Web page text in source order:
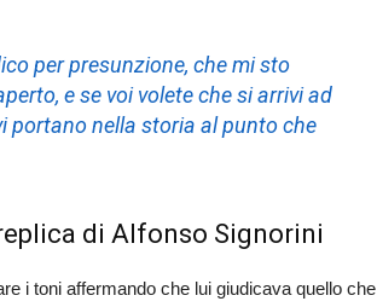
per presunzione, che mi sto
e se voi volete che si arrivi ad
portano nella storia al punto che
di Alfonso Signorini
i toni affermando che lui giudicava quello che